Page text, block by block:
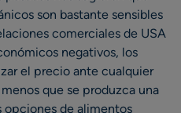
son bastante sensibles
comerciales de USA
negativos, los
el precio ante cualquier
que se produzca una
opciones de alimentos